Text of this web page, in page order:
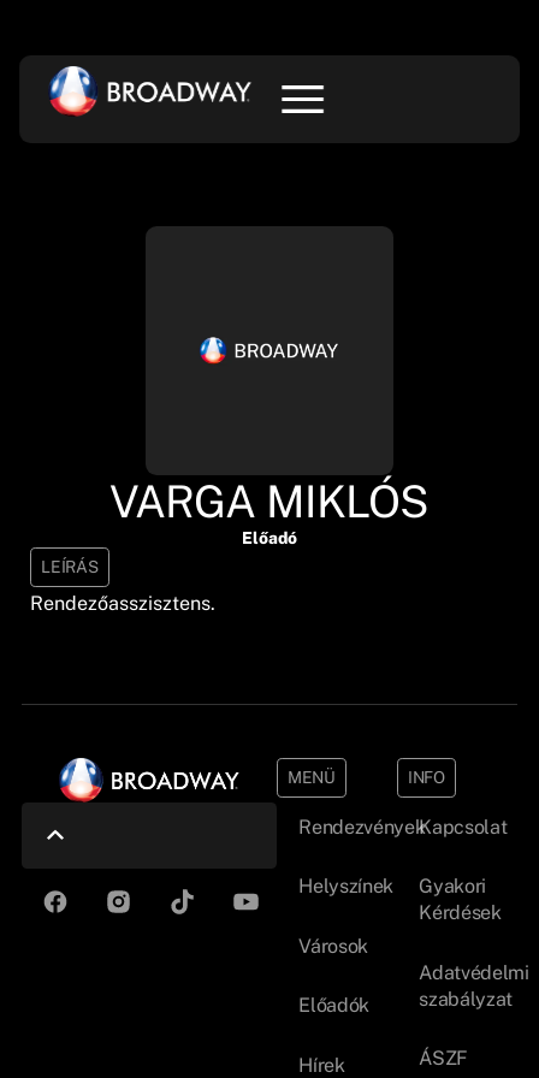
VARGA MIKLÓS
Előadó
LEÍRÁS
Rendezőasszisztens.
MENÜ
Rendezvények
Helyszínek
Városok
Előadók
Hírek
INFO
Kapcsolat
Gyakori
Kérdések
Adatvédelmi
szabályzat
ÁSZF